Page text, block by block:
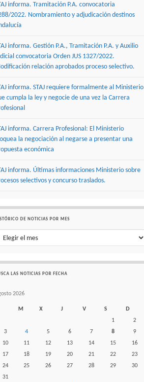
informa. Tramitación P.A. convocatoria
2022. Nombramiento y adjudicación destinos
informa. Gestión P.A., Tramitación P.A. y Auxilio
convocatoria Orden JUS 1327/2022.
relación aprobados proceso selectivo.
informa. STAJ requiere formalmente al Ministerio
cumpla la ley y negocie de una vez la Carrera
informa. Carrera Profesional: El Ministerio
la negociación al negarse a presentar una
económica
informa. Últimas informaciones Ministerio sobre
selectivos y concurso traslados.
DE NOTICIAS POR MES
de noticias por mes
LAS NOTICIAS POR FECHA
2026
M X J V S
D
1
2
3
4 5 6 7 8
9
10
11 12 13 14 15
16
17
18 19 20 21 22
23
24
25 26 27 28 29
30
31